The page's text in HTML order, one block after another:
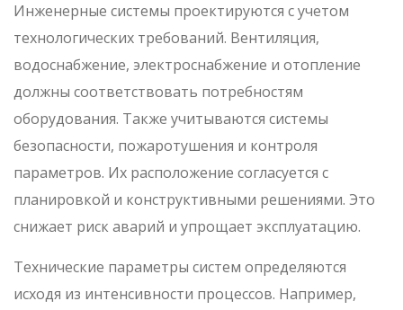
Инженерные системы проектируются с учетом
технологических требований. Вентиляция,
водоснабжение, электроснабжение и отопление
должны соответствовать потребностям
оборудования. Также учитываются системы
безопасности, пожаротушения и контроля
параметров. Их расположение согласуется с
планировкой и конструктивными решениями. Это
снижает риск аварий и упрощает эксплуатацию.
Технические параметры систем определяются
исходя из интенсивности процессов. Например,